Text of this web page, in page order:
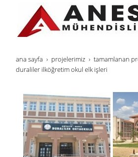
ana sayfa projeleri̇mi̇z
tamamlanan
duraliler i̇lköğretim okul elk i̇şleri